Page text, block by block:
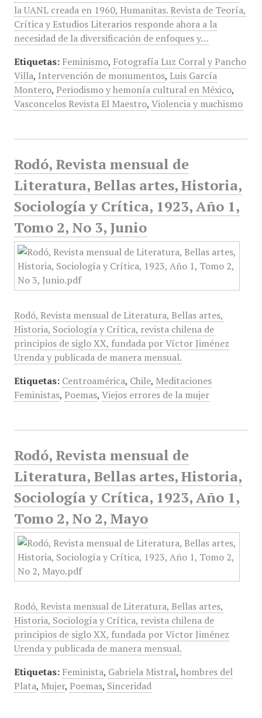
la UANL creada en 1960, Humanitas. Revista de Teoría,
Crítica y Estudios Literarios responde ahora a la
necesidad de la diversificación de enfoques y…
Etiquetas: Feminismo, Fotografía Luz Corral y Pancho
Villa, Intervención de monumentos, Luis García
Montero, Periodismo y hemonía cultural en México,
Vasconcelos Revista El Maestro, Violencia y machismo
Rodó, Revista mensual de
Literatura, Bellas artes, Historia,
Sociología y Crítica, 1923, Año 1,
Tomo 2, No 3, Junio
Rodó, Revista mensual de Literatura, Bellas artes,
Historia, Sociología y Crítica, revista chilena de
principios de siglo XX, fundada por Víctor Jiménez
Urenda y publicada de manera mensual.
Etiquetas: Centroamérica, Chile, Meditaciones
Feministas, Poemas, Viejos errores de la mujer
Rodó, Revista mensual de
Literatura, Bellas artes, Historia,
Sociología y Crítica, 1923, Año 1,
Tomo 2, No 2, Mayo
Rodó, Revista mensual de Literatura, Bellas artes,
Historia, Sociología y Crítica, revista chilena de
principios de siglo XX, fundada por Víctor Jiménez
Urenda y publicada de manera mensual.
Etiquetas: Feminista, Gabriela Mistral, hombres del
Plata, Mujer, Poemas, Sinceridad